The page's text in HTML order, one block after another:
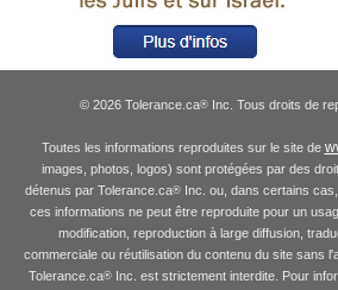
© 2026 Tolerance.ca®Inc. Tous droits de
Toutes les informations reproduites sur le site de
images, photos, logos) sont protégées par des
détenus par Tolerance.ca® Inc. ou, dans certains
ces informations ne peut être reproduite pour un
modification, reproduction à large diffusion,
commerciale ou réutilisation du contenu du site sans
Tolerance.ca® Inc. est strictement interdite. Pour